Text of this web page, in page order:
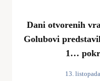
Dani otvorenih
Golubovi
1…
13.